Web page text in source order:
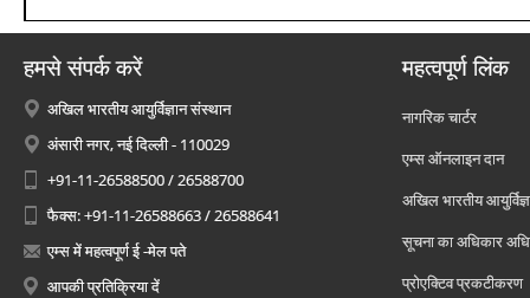
हमसे संपर्क करें
अखिल भारतीय आयुर्विज्ञान संस्थान
अंसारी नगर, नई दिल्ली - 110029
+91-11-26588500 / 26588700
फैक्स: +91-11-26588663 / 26588641
एम्स में महत्वपूर्ण ई -मेल पते
आपकी प्रतिक्रिया दें
महत्वपूर्ण लिंक
नागरिक चार्टर
एम्स ऑनलाइन दान
अखिल भारतीय
सूचना का अधिकार
प्रोएक्टिव प्रकटीकरण